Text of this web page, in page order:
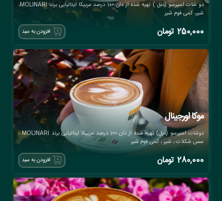
دو شات اسپرسو (دبل ) تهیه شده از دان 100 درصد عربیکا ایتالیایی برند MOLINARI،
شیر، کمی فوم شیر
250,000 تومان افزودن به سبد
موکا اورجینال
دوشات اسپرسو (دبل) تهیه شده از دان 100 درصد عربیکا ایتالیایی برند MOLINARI ،
سس شکلات ، شیر ، کمی فوم شیر
280,000 تومان افزودن به سبد